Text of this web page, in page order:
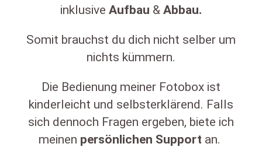
inklusive Aufbau & Abbau.
Somit brauchst du dich nicht selber um
nichts kümmern.
Die Bedienung meiner Fotobox ist
kinderleicht und selbsterklärend. Falls
sich dennoch Fragen ergeben, biete ich
meinen persönlichen Support an.